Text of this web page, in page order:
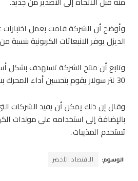
الديزل يوفر الانبعاثات الكربونية بنسبة من 50 – 70% على حسب حالة المحرك.
30 لتر سولار يقوم بتحسين أداء المحرك بشكل واضح ويقلل الانبعاث الكربونى من السيارة.
وقال إن ذلك يمكن أن يفيد الشركات التى
بالإضافة إلى استخدامه على مولدات
تستخدم المذيبات.
الوسوم: الاقتصاد الأخضر